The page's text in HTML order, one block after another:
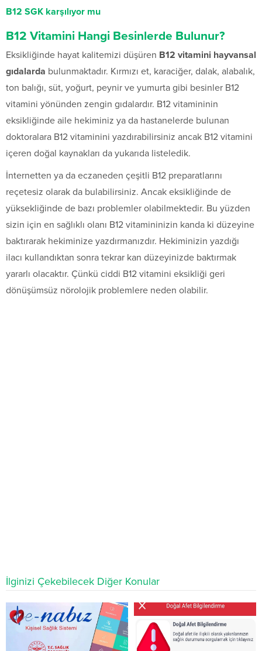
B12 SGK karşılıyor mu
B12 Vitamini Hangi Besinlerde Bulunur?
Eksikliğinde hayat kalitemizi düşüren B12 vitamini hayvansal
gıdalarda bulunmaktadır. Kırmızı et, karaciğer, dalak, alabalık,
ton balığı, süt, yoğurt, peynir ve yumurta gibi besinler B12
vitamini yönünden zengin gıdalardır. B12 vitamininin
eksikliğinde aile hekiminiz ya da hastanelerde bulunan
doktoralara B12 vitaminini yazdırabilirsiniz ancak B12 vitamini
içeren doğal kaynakları da yukarıda listeledik.
İnternetten ya da eczaneden çeşitli B12 preparatlarını
reçetesiz olarak da bulabilirsiniz. Ancak eksikliğinde de
yüksekliğinde de bazı problemler olabilmektedir. Bu yüzden
sizin için en sağlıklı olanı B12 vitamininizin kanda ki düzeyine
baktırarak hekiminize yazdırmanızdır. Hekiminizin yazdığı
ilacı kullandıktan sonra tekrar kan düzeyinizde baktırmak
yararlı olacaktır. Çünkü ciddi B12 vitamini eksikliği geri
dönüşümsüz nörolojik problemlere neden olabilir.
İlginizi Çekebilecek Diğer Konular